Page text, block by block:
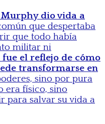
dio vida a
que despertaba
que todo había
militar ni
fue el reflejo de cómo
transformarse en
sino por pura
era físico, sino
para salvar su vida a